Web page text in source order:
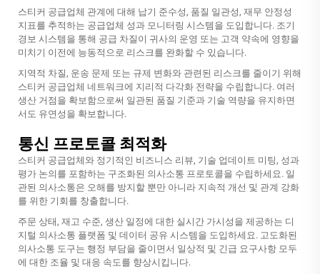
스티커 공급업체 관계에 대해 납기 준수성, 품질 일관성, 재무 안정성
지표를 추적하는 공급업체 성과 모니터링 시스템을 도입합니다. 조기
경보 시스템을 통해 공급 차질이 귀사의 운영 또는 고객 약속에 영향을
미치기 이전에 능동적으로 리스크를 완화할 수 있습니다.
지역적 차질, 운송 문제 또는 규제 변화와 관련된 리스크를 줄이기 위해
스티커 공급업체 네트워크에 지리적 다각화 전략을 수립합니다. 여러
생산 거점을 확보함으로써 일관된 품질 기준과 기술 역량을 유지하면
서도 유연성을 확보합니다.
통신 프로토콜 최적화
스티커 공급업체와 정기적인 비즈니스 리뷰, 기술 업데이트 미팅, 성과
평가 논의를 포함하는 구조화된 의사소통 프로토콜을 수립하세요. 일
관된 의사소통은 오해를 방지할 뿐만 아니라 지속적 개선 및 관계 강화
를 위한 기회를 창출합니다.
주문 상태, 재고 수준, 생산 일정에 대한 실시간 가시성을 제공하는 디
지털 의사소통 플랫폼 및 데이터 공유 시스템을 도입하세요. 고도화된
의사소통 도구는 행정 부담을 줄이면서 일상적 및 긴급 요구사항 모두
에 대한 조율 및 대응 속도를 향상시킵니다.